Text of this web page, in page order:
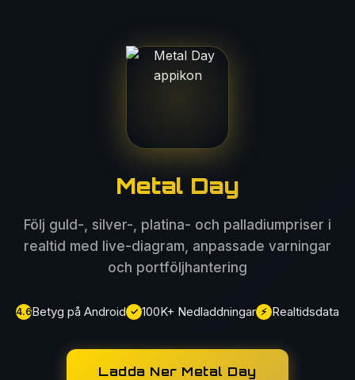
Metal Day
Följ guld-, silver-, platina- och palladiumpriser i
realtid med live-diagram, anpassade varningar
och portföljhantering
4.6Betyg på Android ✓ 100K+ Nedladdningar ⚡ Realtidsdata
Ladda Ner Metal Day